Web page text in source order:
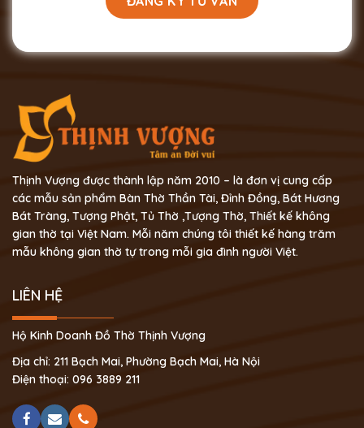
Thịnh Vượng được thành lập năm 2010 – là đơn vị cung cấp
các mẫu sản phẩm Bàn Thờ Thần Tài, Đỉnh Đồng, Bát Hương
Bát Tràng, Tượng Phật, Tủ Thờ ,Tượng Thờ, Thiết kế không
gian thờ tại Việt Nam. Mỗi năm chúng tôi thiết kế hàng trăm
mẫu không gian thờ tự trong mỗi gia đình người Việt.
LIÊN HỆ
Hộ Kinh Doanh Đồ Thờ Thịnh Vượng
Địa chỉ: 211 Bạch Mai, Phường Bạch Mai, Hà Nội
Điện thoại: 096 3889 211